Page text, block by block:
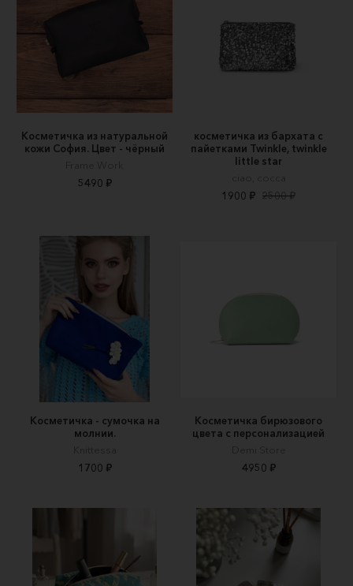
Косметичка из натуральной
кожи София. Цвет - чёрный
Frame Work
5490 ₽
косметичка из бархата с
пайетками Twinkle, twinkle
little star
ciao, cocca
1900 ₽ 2500 ₽
Косметичка - сумочка на
молнии.
Knittessa
1700 ₽
Косметичка бирюзового
цвета с персонализацией
Demi Store
4950 ₽